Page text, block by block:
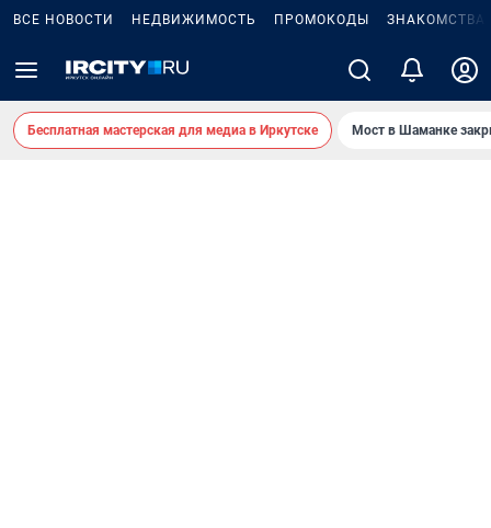
ВСЕ НОВОСТИ НЕДВИЖИМОСТЬ ПРОМОКОДЫ ЗНАКОМСТВА
Бесплатная мастерская для медиа в Иркутске Мост в Шаманке